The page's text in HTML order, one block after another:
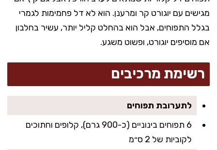
מגישים עם יוגורט קר ומרענן. הוא לא דל פחמימות לגמרי
בגלל התפוחים, אבל הוא בהחלט קליל יותר, עשיר בחלבון
אם מוסיפים יוגורט, ופשוט משגע.
רשימת מרכיבים
לתערובת תפוחים
6 תפוחים בינוניים (כ-900 גרם), קלופים וחתוכים
לקוביות של 2 ס״מ